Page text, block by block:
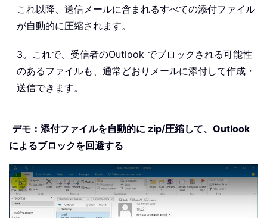
これ以降、送信メールに含まれるすべての添付ファイル
が自動的に圧縮されます。
3。これで、受信者のOutlook でブロックされる可能性
のあるファイルも、通常どおりメールに添付して作成・
送信できます。
デモ：添付ファイルを自動的に zip/圧縮して、Outlook
によるブロックを回避する